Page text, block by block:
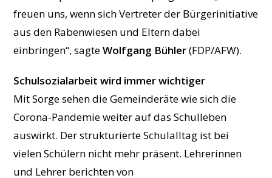
freuen uns, wenn sich Vertreter der Bürgerinitiative
aus den Rabenwiesen und Eltern dabei
einbringen“, sagteWolfgang Bühler(FDP/AFW).
Schulsozialarbeit wird immer wichtiger
Mit Sorge sehen die Gemeinderäte wie sich die
Corona-Pandemie weiter auf das Schulleben
auswirkt. Der strukturierte Schulalltag ist bei
vielen Schülern nicht mehr präsent. Lehrerinnen
und Lehrer berichten von